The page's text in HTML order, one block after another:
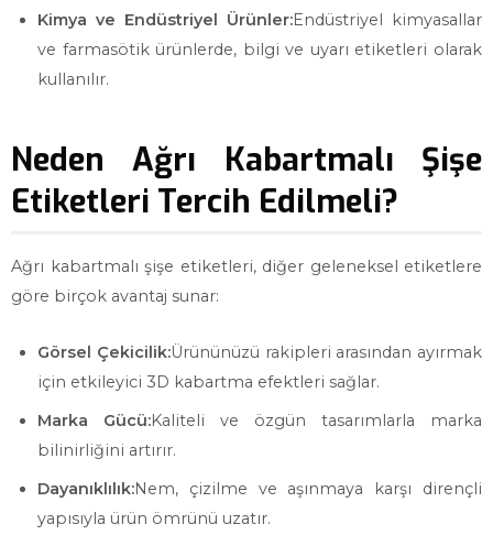
Kimya ve Endüstriyel Ürünler:Endüstriyel kimyasallar
ve farmasötik ürünlerde, bilgi ve uyarı etiketleri olarak
kullanılır.
Neden Ağrı Kabartmalı Şişe
Etiketleri Tercih Edilmeli?
Ağrı kabartmalı şişe etiketleri, diğer geleneksel etiketlere
göre birçok avantaj sunar:
Görsel Çekicilik:Ürününüzü rakipleri arasından ayırmak
için etkileyici 3D kabartma efektleri sağlar.
Marka Gücü:Kaliteli ve özgün tasarımlarla marka
bilinirliğini artırır.
Dayanıklılık:Nem, çizilme ve aşınmaya karşı dirençli
yapısıyla ürün ömrünü uzatır.